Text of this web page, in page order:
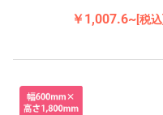
￥1,007.6~[税込]